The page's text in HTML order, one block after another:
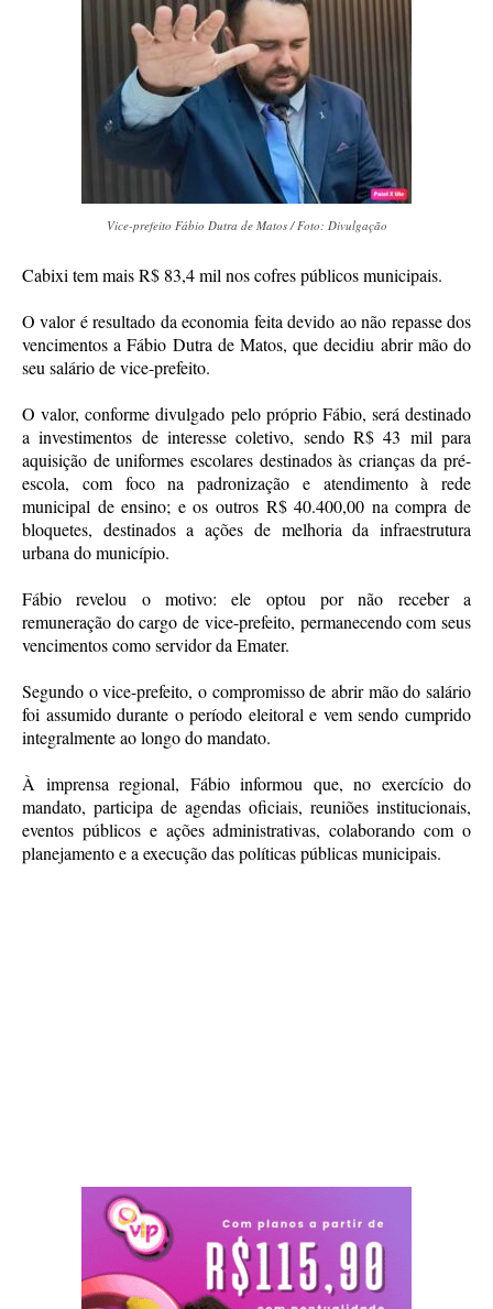
Vice-prefeito Fábio Dutra de Matos / Foto: Divulgação
Cabixi tem mais R$ 83,4 mil nos cofres públicos municipais.
O valor é resultado da economia feita devido ao não repasse dos
vencimentos a Fábio Dutra de Matos, que decidiu abrir mão do
seu salário de vice-prefeito.
O valor, conforme divulgado pelo próprio Fábio, será destinado
a investimentos de interesse coletivo, sendo R$ 43 mil para
aquisição de uniformes escolares destinados às crianças da pré-
escola, com foco na padronização e atendimento à rede
municipal de ensino; e os outros R$ 40.400,00 na compra de
bloquetes, destinados a ações de melhoria da infraestrutura
urbana do município.
Fábio revelou o motivo: ele optou por não receber a
remuneração do cargo de vice-prefeito, permanecendo com seus
vencimentos como servidor da Emater.
Segundo o vice-prefeito, o compromisso de abrir mão do salário
foi assumido durante o período eleitoral e vem sendo cumprido
integralmente ao longo do mandato.
À imprensa regional, Fábio informou que, no exercício do
mandato, participa de agendas oficiais, reuniões institucionais,
eventos públicos e ações administrativas, colaborando com o
planejamento e a execução das políticas públicas municipais.